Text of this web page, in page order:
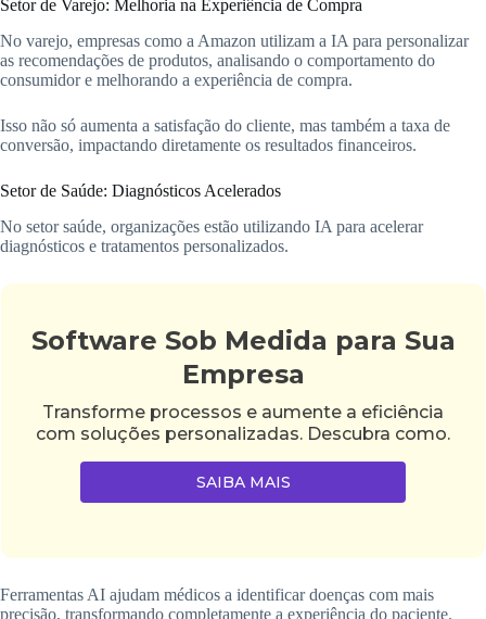
Setor de Varejo: Melhoria na Experiência de Compra
No varejo, empresas como a Amazon utilizam a IA para personalizar
as recomendações de produtos, analisando o comportamento do
consumidor e melhorando a experiência de compra.
Isso não só aumenta a satisfação do cliente, mas também a taxa de
conversão, impactando diretamente os resultados financeiros.
Setor de Saúde: Diagnósticos Acelerados
No setor saúde, organizações estão utilizando IA para acelerar
diagnósticos e tratamentos personalizados.
Software Sob Medida para Sua
Empresa
Transforme processos e aumente a eficiência
com soluções personalizadas. Descubra como.
SAIBA MAIS
Ferramentas AI ajudam médicos a identificar doenças com mais
precisão, transformando completamente a experiência do paciente.